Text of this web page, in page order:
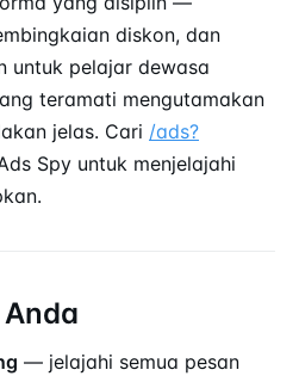
diskon, dan
untuk pelajar dewasa
teramati mengutamakan
jelas. Cari /ads?
Spy untuk menjelajahi
— jelajahi semua pesan